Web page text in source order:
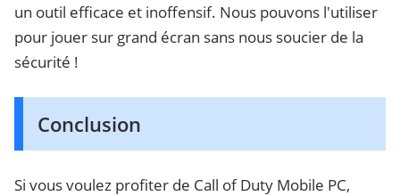
un outil efficace et inoffensif. Nous pouvons l'utiliser
pour jouer sur grand écran sans nous soucier de la
sécurité !
Conclusion
Si vous voulez profiter de Call of Duty Mobile PC,